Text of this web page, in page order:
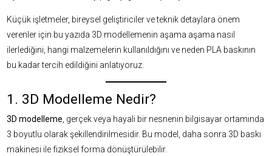
Küçük işletmeler, bireysel geliştiriciler ve teknik detaylara önem
verenler için bu yazıda 3D modellemenin aşama aşama nasıl
ilerlediğini, hangi malzemelerin kullanıldığını ve neden PLA baskının
bu kadar tercih edildiğini anlatıyoruz.
1. 3D Modelleme Nedir?
3D modelleme , gerçek veya hayali bir nesnenin bilgisayar ortamında
3 boyutlu olarak şekillendirilmesidir. Bu model, daha sonra 3D baskı
makinesi ile fiziksel forma dönüştürülebilir.